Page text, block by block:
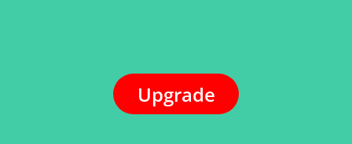
Upgrade